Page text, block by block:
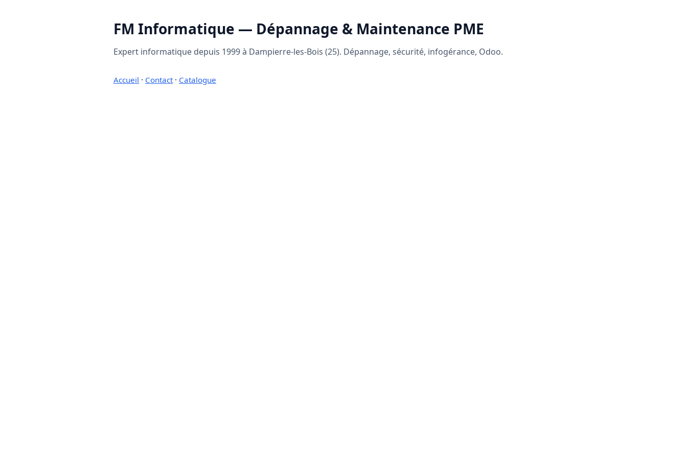
FM Informatique — Dépannage & Maintenance PME
Expert informatique depuis 1999 à Dampierre-les-Bois (25). Dépannage, sécurité, infogérance, Odoo.
Accueil · Contact· Catalogue